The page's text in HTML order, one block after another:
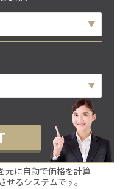
元に自動で価格を計算
るシステムです。